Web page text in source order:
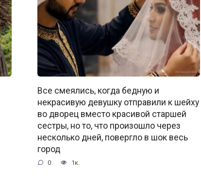
Все смеялись, когда бедную и
некрасивую девушку отправили к шейху
во дворец вместо красивой старшей
сестры, но то, что произошло через
несколько дней, повергло в шок весь
город
0 1к.